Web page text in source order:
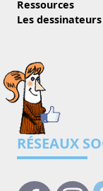
Ressources
Les dessinateurs
RÉSEAUX